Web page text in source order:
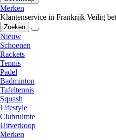
Merken
Klantenservice in Frankrijk Veilig
Zoeken
Nieuw
Schoenen
Rackets
Tennis
Padel
Badminton
Tafeltennis
Squash
Lifestyle
Clubruimte
Uitverkoop
Merken